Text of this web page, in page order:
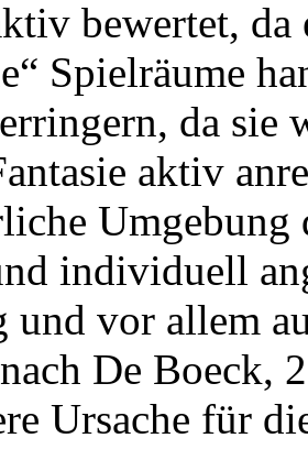
bewertet,
Spielräume
da sie
aktiv
Umgebung
individuell
und vor allem
De Boeck,
Ursache für